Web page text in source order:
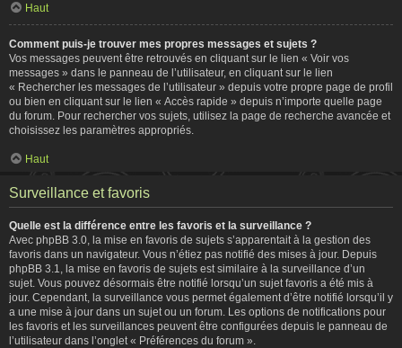
Haut
Comment puis-je trouver mes propres messages et sujets ?
Vos messages peuvent être retrouvés en cliquant sur le lien « Voir vos
messages » dans le panneau de l’utilisateur, en cliquant sur le lien
« Rechercher les messages de l’utilisateur » depuis votre propre page de profil
ou bien en cliquant sur le lien « Accès rapide » depuis n’importe quelle page
du forum. Pour rechercher vos sujets, utilisez la page de recherche avancée et
choisissez les paramètres appropriés.
Haut
Surveillance et favoris
Quelle est la différence entre les favoris et la surveillance ?
Avec phpBB 3.0, la mise en favoris de sujets s’apparentait à la gestion des
favoris dans un navigateur. Vous n’étiez pas notifié des mises à jour. Depuis
phpBB 3.1, la mise en favoris de sujets est similaire à la surveillance d’un
sujet. Vous pouvez désormais être notifié lorsqu’un sujet favoris a été mis à
jour. Cependant, la surveillance vous permet également d’être notifié lorsqu’il y
a une mise à jour dans un sujet ou un forum. Les options de notifications pour
les favoris et les surveillances peuvent être configurées depuis le panneau de
l’utilisateur dans l’onglet « Préférences du forum ».